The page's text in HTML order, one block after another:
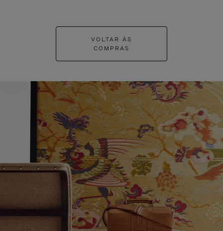
VOLTAR ÀS
COMPRAS